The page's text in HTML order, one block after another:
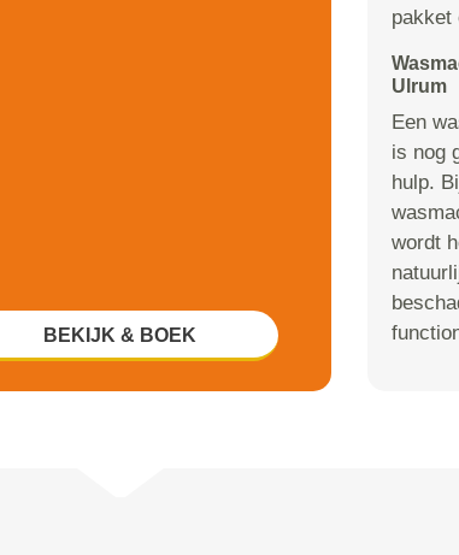
BEKIJK & BOEK
pakket
Ulrum
Een
is nog
hulp.
wordt